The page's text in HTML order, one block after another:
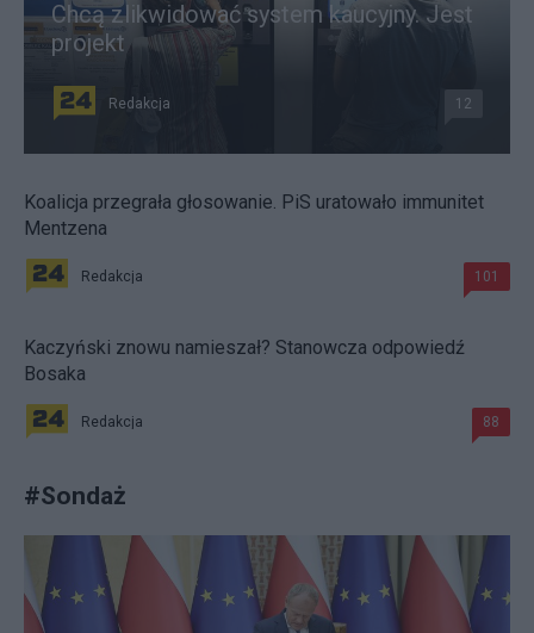
Chcą zlikwidować system kaucyjny. Jest
projekt
Redakcja 12
Koalicja przegrała głosowanie. PiS uratowało immunitet
Mentzena
Redakcja 101
Kaczyński znowu namieszał? Stanowcza odpowiedź
Bosaka
Redakcja 88
#Sondaż